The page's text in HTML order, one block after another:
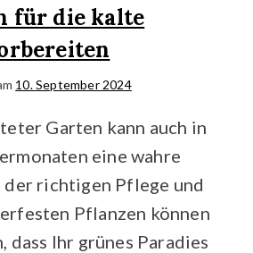
für die kalte
10. September 2024
Garten kann auch in
eine wahre
der richtigen Pflege und
Pflanzen können
dass Ihr grünes Paradies